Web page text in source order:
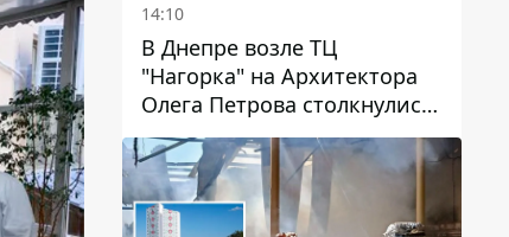
14:10
В Днепре возле ТЦ
"Нагорка" на Архитектора
Олега Петрова столкнулись
"скорая" и Toyota: трамваи
№5 задерживаются